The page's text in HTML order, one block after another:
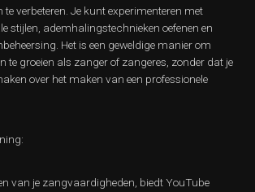
verbeteren. Je kunt experimenteren met
stijlen, ademhalingstechnieken oefenen en
Het is een geweldige manier om
te groeien als zanger of zangeres, zonder dat je
over het maken van een professionele
van je zangvaardigheden, biedt YouTube